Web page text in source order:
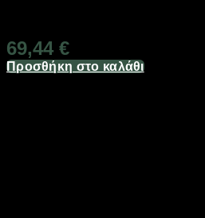
69,44 €
Προσθήκη στο καλάθι